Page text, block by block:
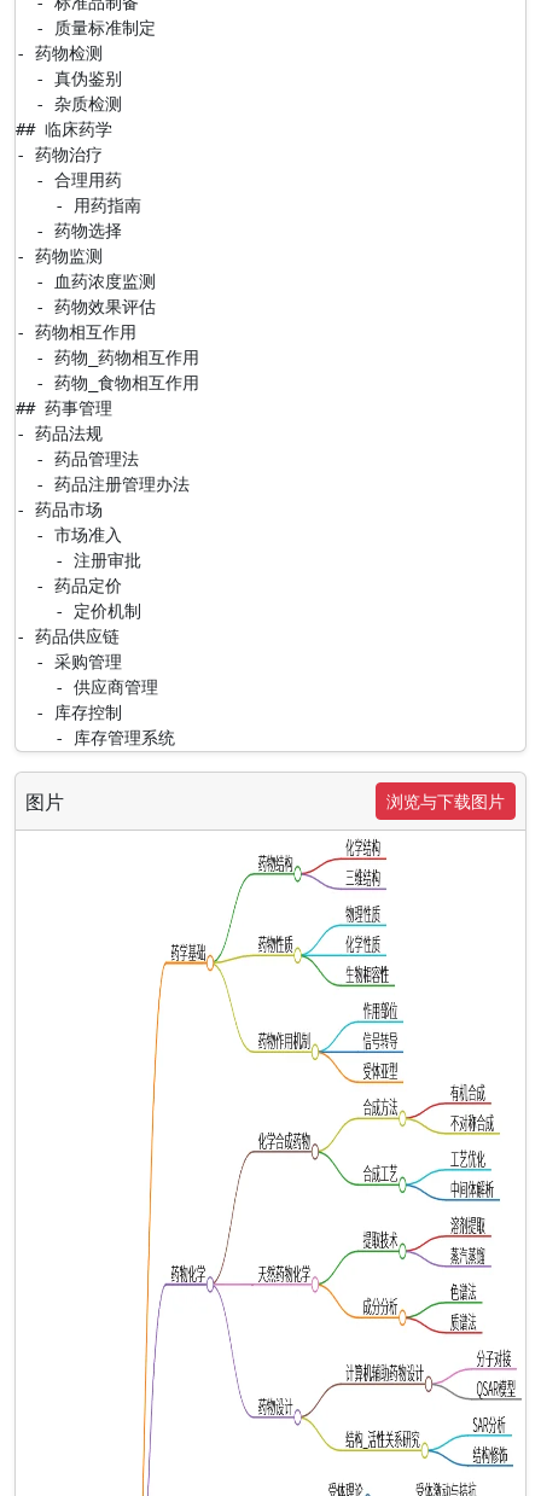
  - 质量标准制定
- 药物检测
  - 真伪鉴别
  - 杂质检测
## 临床药学
- 药物治疗
  - 合理用药
    - 用药指南
  - 药物选择
- 药物监测
  - 血药浓度监测
  - 药物效果评估
- 药物相互作用
  - 药物_药物相互作用
  - 药物_食物相互作用
## 药事管理
- 药品法规
  - 药品管理法
  - 药品注册管理办法
- 药品市场
  - 市场准入
    - 注册审批
  - 药品定价
    - 定价机制
- 药品供应链
  - 采购管理
    - 供应商管理
  - 库存控制
    - 库存管理系统
图片 浏览与下载图片